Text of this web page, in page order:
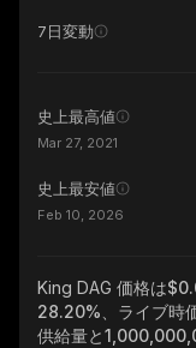
7日変動
史上最高値
Mar 27, 2021
史上最安値
Feb 10, 2026
King DAG 価格は
28.20% 、ライブ時
供給量と